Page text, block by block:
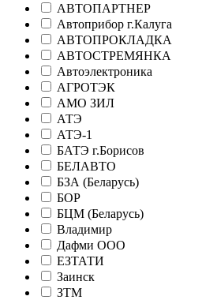
АВТОПАРТНЕР
Автоприбор г.Калуга
АВТОПРОКЛАДКА
АВТОСТРЕМЯНКА
Автоэлектроника
АГРОТЭК
АМО ЗИЛ
АТЭ
АТЭ-1
БАТЭ г.Борисов
БЕЛАВТО
БЗА (Беларусь)
БОР
БЦМ (Беларусь)
Владимир
Дафми ООО
ЕЗТАТИ
Заинск
ЗТМ